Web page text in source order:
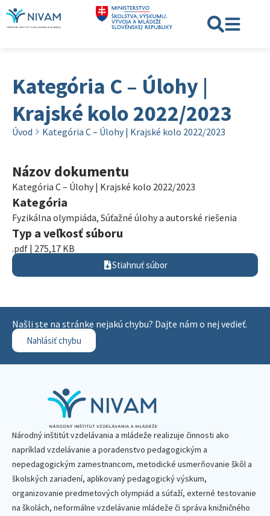
Kategória C – Úlohy |
Krajské kolo 2022/2023
Úvod Kategória C – Úlohy | Krajské kolo 2022/2023
Názov dokumentu
Kategória C – Úlohy | Krajské kolo 2022/2023
Kategória
Fyzikálna olympiáda, Súťažné úlohy a autorské riešenia
Typ a veľkosť súboru
.pdf | 275,17 KB
Stiahnuť súbor
Našli ste na stránke nejakú chybu? Dajte nám o nej vedieť.
Nahlásiť chybu
Národný inštitút vzdelávania a mládeže realizuje činnosti ako
napríklad vzdelávanie a poradenstvo pedagogickým a
nepedagogickým zamestnancom, metodické usmerňovanie škôl a
školských zariadení, aplikovaný pedagogický výskum,
organizovanie predmetových olympiád a súťaží, externé testovanie
na školách, neformálne vzdelávanie mládeže či správa knižničného